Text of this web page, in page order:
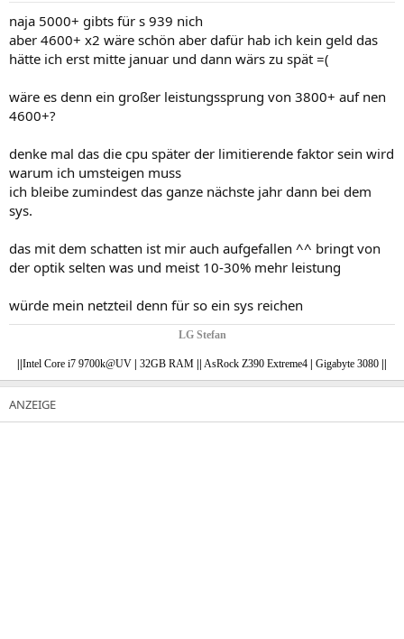
naja 5000+ gibts für s 939 nich
aber 4600+ x2 wäre schön aber dafür hab ich kein geld das
hätte ich erst mitte januar und dann wärs zu spät =(
wäre es denn ein großer leistungssprung von 3800+ auf nen
4600+?
denke mal das die cpu später der limitierende faktor sein wird
warum ich umsteigen muss
ich bleibe zumindest das ganze nächste jahr dann bei dem
sys.
das mit dem schatten ist mir auch aufgefallen ^^ bringt von
der optik selten was und meist 10-30% mehr leistung
würde mein netzteil denn für so ein sys reichen
LG Stefan
Intel Core i7 9700k@UV 32GB RAM AsRock Z390 Extreme4 Gigabyte 3080